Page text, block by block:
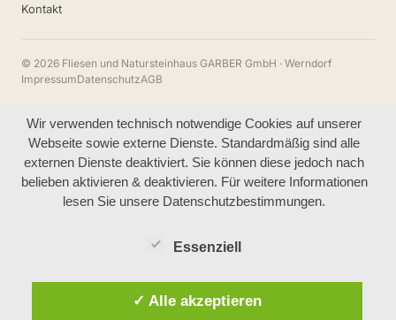
Kontakt
© 2026 Fliesen und Natursteinhaus GARBER GmbH · Werndorf
ImpressumDatenschutzAGB
Wir verwenden technisch notwendige Cookies auf unserer
Webseite sowie externe Dienste. Standardmäßig sind alle
externen Dienste deaktiviert. Sie können diese jedoch nach
belieben aktivieren & deaktivieren. Für weitere Informationen
lesen Sie unsere Datenschutzbestimmungen.
Essenziell
✓ Alle akzeptieren